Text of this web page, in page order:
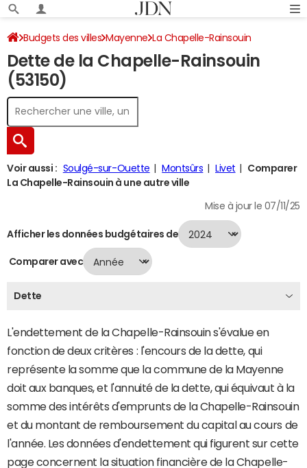
Budgets des villes Mayenne La Chapelle-Rainsouin
Dette au 31/12/2024
Dette de la Chapelle-Rainsouin
(53150)
Voir aussi : Soulgé-sur-Ouette Montsûrs Livet
Comparer
La Chapelle-Rainsouin à une autre ville
Mise à jour le 07/11/25
Afficher les données budgétaires de
Comparer avec
Dette
L'endettement de la Chapelle-Rainsouin s'évalue en
fonction de deux critères : l'encours de la dette, qui
représente la somme que la commune de la Mayenne
doit aux banques, et l'annuité de la dette, qui équivaut à la
somme des intérêts d'emprunts de la Chapelle-Rainsouin
et du montant de remboursement du capital au cours de
l'année. Les données d'endettement qui figurent sur cette
page concernent la situation financière de la Chapelle-